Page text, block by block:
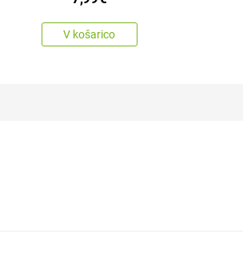
V košarico